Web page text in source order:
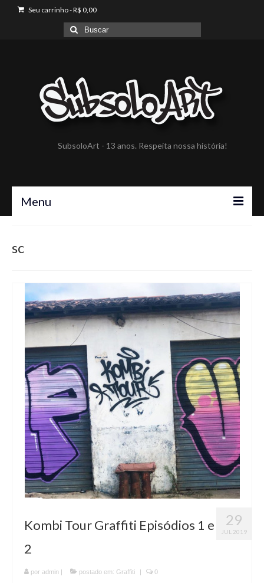
Seu carrinho-R$ 0,00
Buscar
por:
SubsoloArt - 13 anos. Respeita nossa história!
Menu
Blog
Contato
sc
29
JUL 2019
Kombi Tour Graffiti Episódios 1 e
2
por admin | postado em: Graffiti | 0